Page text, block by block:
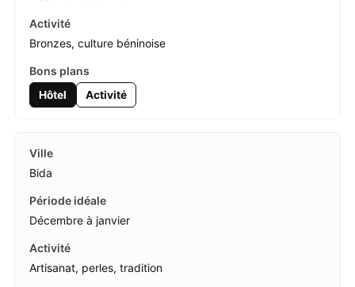
Bronzes, culture béninoise
Hôtel Activité
Bida
Décembre à janvier
Artisanat, perles, tradition